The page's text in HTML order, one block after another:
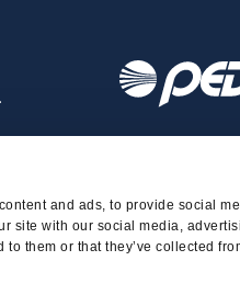
and ads, to provide social
site with our social media,
to them or that they’ve collected
- Tutti i diritti sono riservati -